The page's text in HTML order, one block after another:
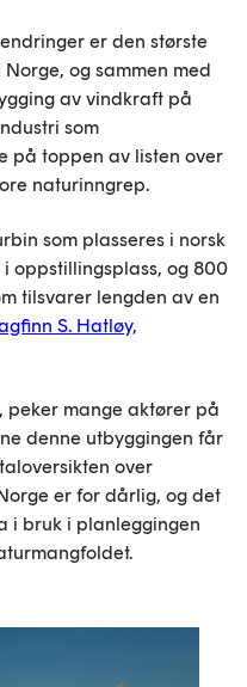
er den største
og sammen med
av vindkraft på
som
på toppen av listen over
naturinngrep.
som plasseres i norsk
oppstillingsplass, og 800
tilsvarer lengden av en
S. Hatløy,
peker mange aktører på
denne utbyggingen får
over
er for dårlig, og det
i bruk i planleggingen